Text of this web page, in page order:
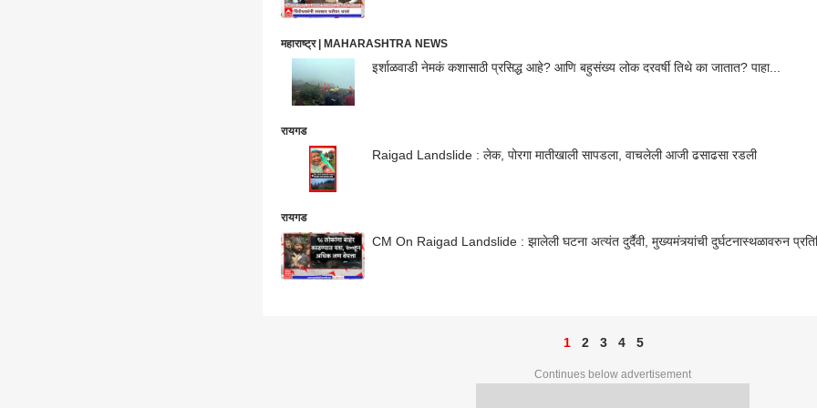
महाराष्ट्र | MAHARASHTRA NEWS
इर्शाळवाडी नेमकं कशासाठी प्रसिद्ध आहे? आणि बहुसंख्य लोक दरवर्षी तिथे का जातात? पाहा...
रायगड
Raigad Landslide : लेक, पोरगा मातीखाली सापडला, वाचलेली आजी ढसाढसा रडली
रायगड
CM On Raigad Landslide : झालेली घटना अत्यंत दुर्दैवी, मुख्यमंत्र्यांची
1 2 3 4 5
Continues below advertisement